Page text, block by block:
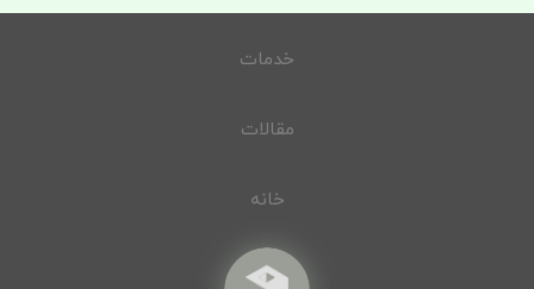
خدمات
مقالات
خانه